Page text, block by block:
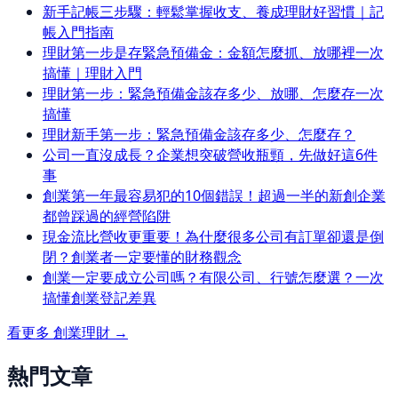
新手記帳三步驟：輕鬆掌握收支、養成理財好習慣｜記
帳入門指南
理財第一步是存緊急預備金：金額怎麼抓、放哪裡一次
搞懂｜理財入門
理財第一步：緊急預備金該存多少、放哪、怎麼存一次
搞懂
理財新手第一步：緊急預備金該存多少、怎麼存？
公司一直沒成長？企業想突破營收瓶頸，先做好這6件
事
創業第一年最容易犯的10個錯誤！超過一半的新創企業
都曾踩過的經營陷阱
現金流比營收更重要！為什麼很多公司有訂單卻還是倒
閉？創業者一定要懂的財務觀念
創業一定要成立公司嗎？有限公司、行號怎麼選？一次
搞懂創業登記差異
看更多 創業理財 →
熱門文章